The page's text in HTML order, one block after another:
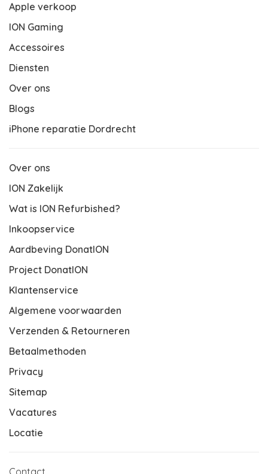
Apple verkoop
ION Gaming
Accessoires
Diensten
Over ons
Blogs
iPhone reparatie Dordrecht
Over ons
ION Zakelijk
Wat is ION Refurbished?
Inkoopservice
Aardbeving DonatION
Project DonatION
Klantenservice
Algemene voorwaarden
Verzenden & Retourneren
Betaalmethoden
Privacy
Sitemap
Vacatures
Locatie
Contact